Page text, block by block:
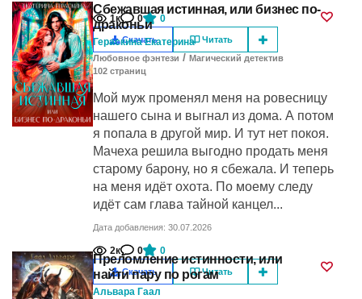
1к 0 0
Скачать Читать
Сбежавшая истинная, или бизнес по-
драконьи
Гераскина Екатерина
Любовное фэнтези / Магический детектив
102 cтраниц
Мой муж променял меня на ровесницу
нашего сына и выгнал из дома. А потом
я попала в другой мир. И тут нет покоя.
Мачеха решила выгодно продать меня
старому барону, но я сбежала. И теперь
на меня идёт охота. По моему следу
идёт сам глава тайной канцел...
Дата добавления: 30.07.2026
2к 0 0
Скачать Читать
Преломление истинности, или
найти пару по рогам
Альвара Гаал